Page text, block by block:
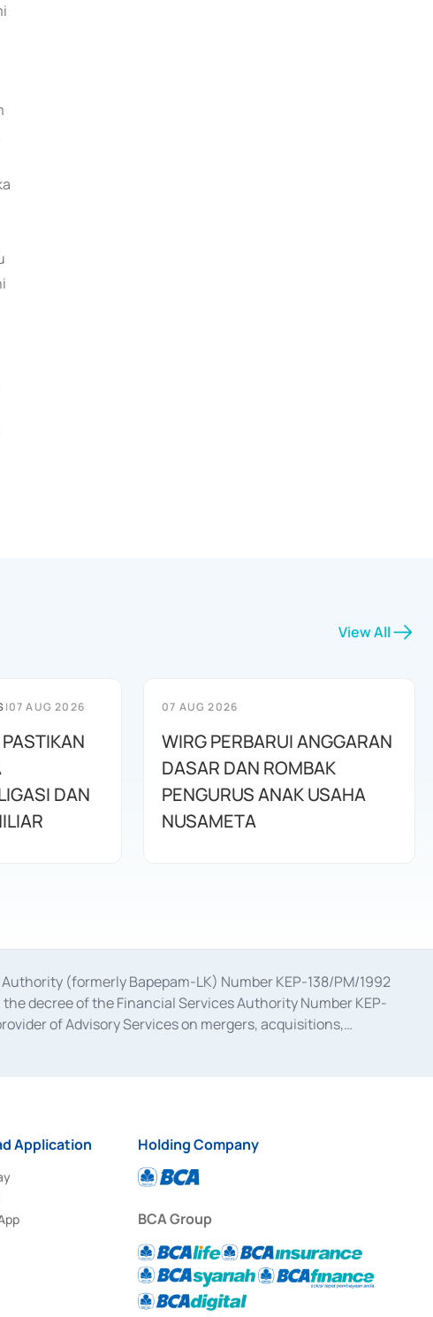
View All
|07 AUG 2026
DAN
07 AUG 2026
WIRG PERBARUI ANGGARAN
DASAR DAN ROMBAK
PENGURUS ANAK USAHA
NUSAMETA
(formerly Bapepam-LK) Number KEP-138/PM/1992
decree of the Financial Services Authority Number KEP-
of Advisory Services on mergers, acquisitions,
February 28, 2014, a business license as a provider of
Application Holding Company
BCA Group